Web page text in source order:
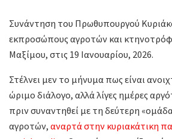
Συνάντηση του Πρωθυπουργού
εκπροσώπους αγροτών και
Μαξίμου, στις 19 Ιανουαρίου, 2026.
Στέλνει μεν το μήνυμα πως είναι
ώριμο διάλογο, αλλά λίγες ημέρες
πριν συναντηθεί με τη δεύτερη
αγροτών, αναρτά στην κυριακάτικη